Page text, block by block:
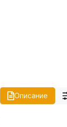
Описание